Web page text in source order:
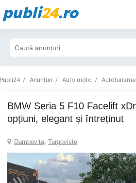
publi24.ro
Publi24 Anunțuri Auto moto Autoturisme
BMW Seria 5 F10 Facelift xDrive 2016 Full
opțiuni, elegant și întreținut
Dambovita, Targoviste